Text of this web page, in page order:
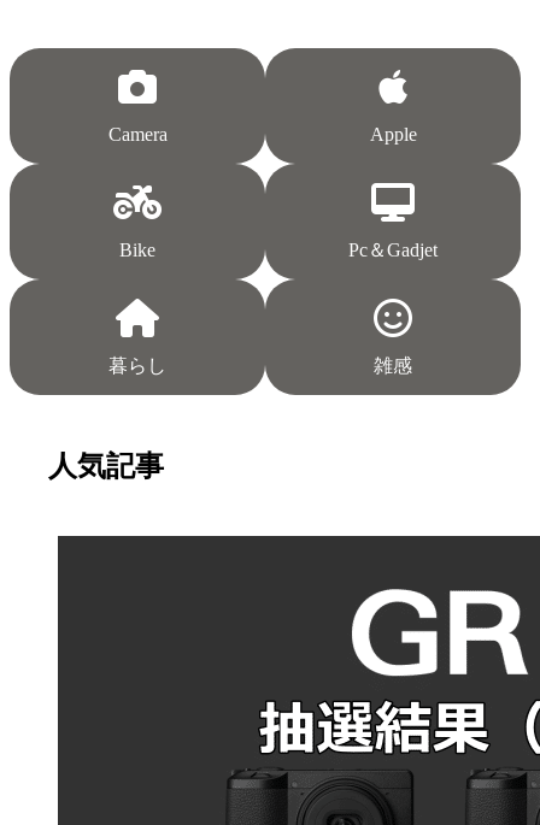
Camera Apple
Bike Pc＆Gadjet
暮らし 雑感
人気記事